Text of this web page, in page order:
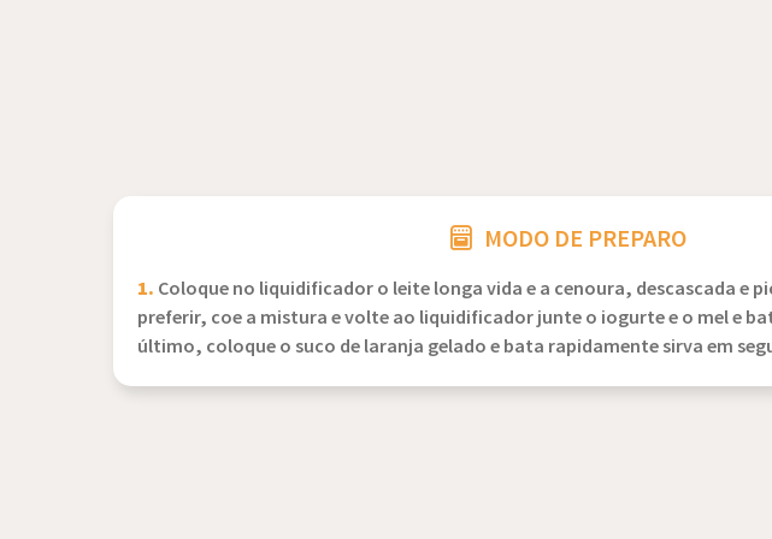
MODO DE PREPARO
1. Coloque no liquidificador o leite longa vida e a cenoura, descascada e
preferir, coe a mistura e volte ao liquidificador junte o iogurte e o mel e
último, coloque o suco de laranja gelado e bata rapidamente sirva em